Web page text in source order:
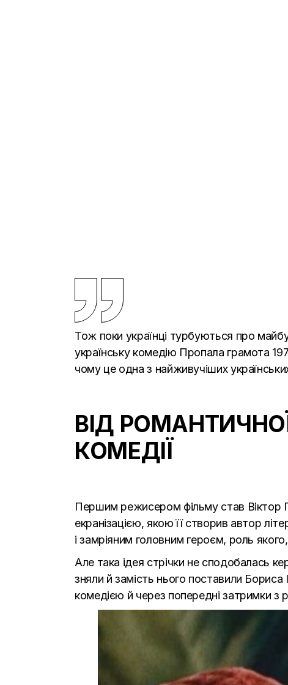
Тож поки українці турбуються про
українську комедію Пропала грамота
чому це одна з найживучіших
ВІД
КОМЕДІЇ
Першим режисером фільму став Віктор
екранізацією, якою її створив автор
і замріяним головним героєм, роль
Але така ідея стрічки не сподобалась
зняли й замість нього поставили
комедією й через попередні затримки з